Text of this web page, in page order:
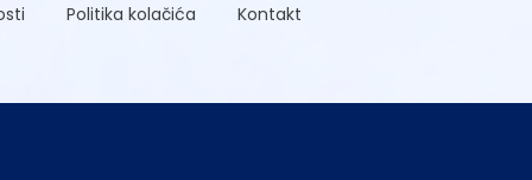
Politika kolačića Kontakt